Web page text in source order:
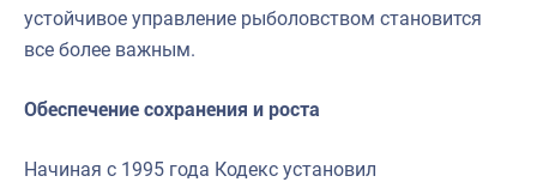
устойчивое управление рыболовством становится
все более важным.
Обеспечение сохранения и роста
Начиная с 1995 года Кодекс установил